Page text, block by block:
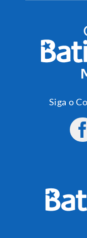
Siga o